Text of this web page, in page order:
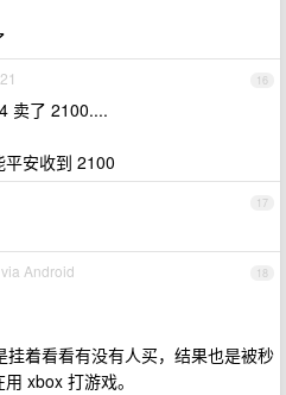
16
卖了 2100....
平安收到 2100
17
18
Android
着看看有没有人买，结果也是被秒
xbox 打游戏。